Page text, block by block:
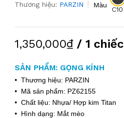
Thương hiệu: PARZIN Màu
C10
1,350,000₫ / 1 chiếc
SẢN PHẨM: GỌNG KÍNH
• Thương hiệu: PARZIN
• Mã sản phẩm: PZ62155
• Chất liệu: Nhựa/ Hợp kim Titan
• Hình dạng: Mắt mèo